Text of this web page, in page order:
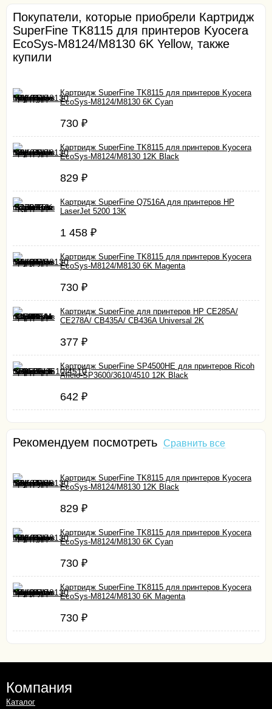
Покупатели, которые приобрели Картридж
SuperFine TK8115 для принтеров Kyocera
EcoSys-M8124/M8130 6K Yellow, также
купили
Картридж SuperFine TK8115 для принтеров Kyocera
EcoSys-M8124/M8130 6K Cyan
730 ₽
Картридж SuperFine TK8115 для принтеров Kyocera
EcoSys-M8124/M8130 12K Black
829 ₽
Картридж SuperFine Q7516A для принтеров HP
LaserJet 5200 13K
1 458 ₽
Картридж SuperFine TK8115 для принтеров Kyocera
EcoSys-M8124/M8130 6K Magenta
730 ₽
Картридж SuperFine для принтеров HP CE285A/
CE278A/ CB435A/ CB436A Universal 2K
377 ₽
Картридж SuperFine SP4500HE для принтеров Ricoh
Aficio-SP3600/3610/4510 12K Black
642 ₽
Рекомендуем посмотреть Сравнить все
Картридж SuperFine TK8115 для принтеров Kyocera
EcoSys-M8124/M8130 12K Black
829 ₽
Картридж SuperFine TK8115 для принтеров Kyocera
EcoSys-M8124/M8130 6K Cyan
730 ₽
Картридж SuperFine TK8115 для принтеров Kyocera
EcoSys-M8124/M8130 6K Magenta
730 ₽
Компания
Каталог